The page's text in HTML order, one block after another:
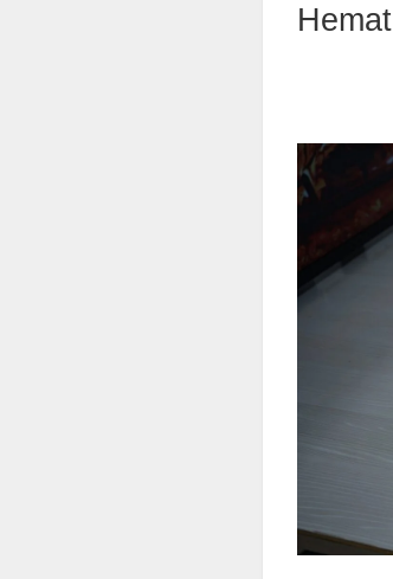
Hemat